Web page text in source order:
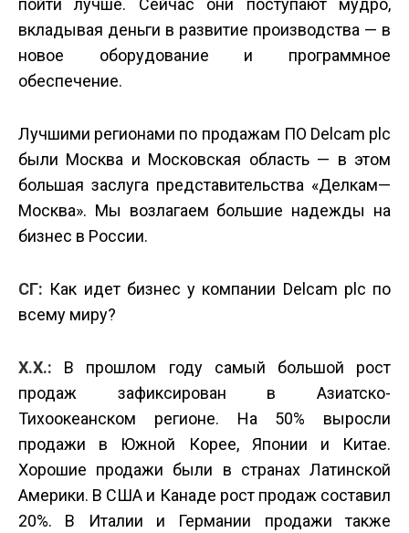
пойти лучше. Сейчас они поступают мудро,
вкладывая деньги в развитие производства — в
новое оборудование и программное
обеспечение.
Лучшими регионами по продажам ПО Delcam plc
были Москва и Московская область — в этом
большая заслуга представительства «Делкам—
Москва». Мы возлагаем большие надежды на
бизнес в России.
СГ: Как идет бизнес у компании Delcam plc по
всему миру?
Х.Х.: В прошлом году самый большой рост
продаж зафиксирован в Азиатско-
Тихоокеанском регионе. На 50% выросли
продажи в Южной Корее, Японии и Китае.
Хорошие продажи были в странах Латинской
Америки. В США и Канаде рост продаж составил
20%. В Италии и Германии продажи также